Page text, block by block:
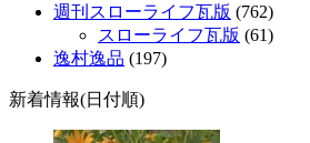
週刊スローライフ瓦版 (762)
スローライフ瓦版 (61)
逸村逸品 (197)
新着情報(日付順)